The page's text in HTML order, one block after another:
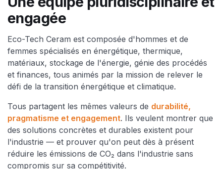
engagée
Eco-Tech Ceram est composée d'hommes et de
femmes spécialisés en énergétique, thermique,
matériaux, stockage de l'énergie, génie des procédés
et finances, tous animés par la mission de relever le
défi de la transition énergétique et climatique.
Tous partagent les mêmes valeurs de durabilité,
pragmatisme et engagement. Ils veulent montrer que
des solutions concrètes et durables existent pour
l'industrie — et prouver qu'on peut dès à présent
réduire les émissions de CO₂ dans l'industrie sans
compromis sur sa compétitivité.